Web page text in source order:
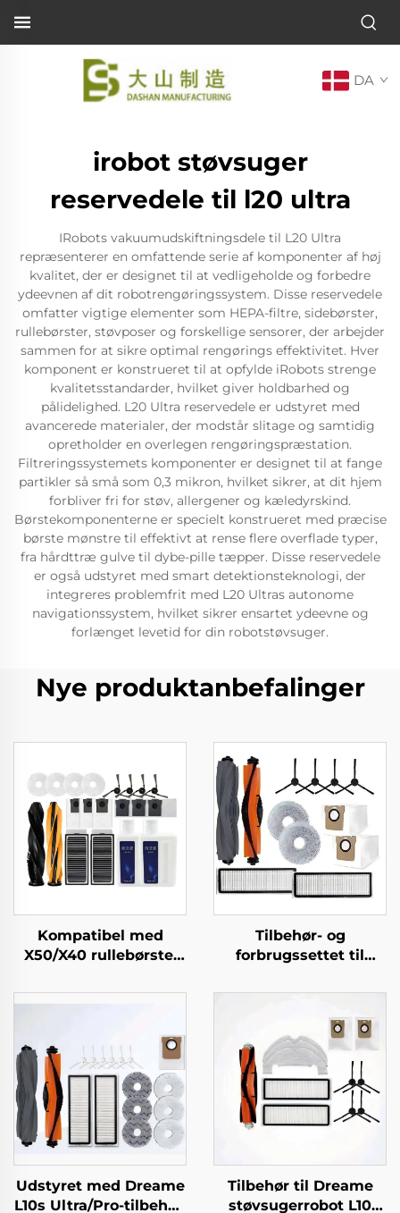
DA
irobot støvsuger
reservedele til l20 ultra
IRobots vakuumudskiftningsdele til L20 Ultra
repræsenterer en omfattende serie af komponenter af høj
kvalitet, der er designet til at vedligeholde og forbedre
ydeevnen af dit robotrengøringssystem. Disse reservedele
omfatter vigtige elementer som HEPA-filtre, sidebørster,
rullebørster, støvposer og forskellige sensorer, der arbejder
sammen for at sikre optimal rengørings effektivitet. Hver
komponent er konstrueret til at opfylde iRobots strenge
kvalitetsstandarder, hvilket giver holdbarhed og
pålidelighed. L20 Ultra reservedele er udstyret med
avancerede materialer, der modstår slitage og samtidig
opretholder en overlegen rengøringspræstation.
Filtreringssystemets komponenter er designet til at fange
partikler så små som 0,3 mikron, hvilket sikrer, at dit hjem
forbliver fri for støv, allergener og kæledyrskind.
Børstekomponenterne er specielt konstrueret med præcise
børste mønstre til effektivt at rense flere overflade typer,
fra hårdttræ gulve til dybe-pille tæpper. Disse reservedele
er også udstyret med smart detektionsteknologi, der
integreres problemfrit med L20 Ultras autonome
navigationssystem, hvilket sikrer ensartet ydeevne og
forlænget levetid for din robotstøvsuger.
Nye produktanbefalinger
Kompatibel med
X50/X40 rullebørste,
rengøringsvæske til
fejningsrobottilbehør
Tilbehør- og
forbrugssettet til
robotstøvsuger
Udstyret med Dreame
L10s Ultra/Pro-tilbehør,
Tilbehør til Dreame
støvsugerrobot L10